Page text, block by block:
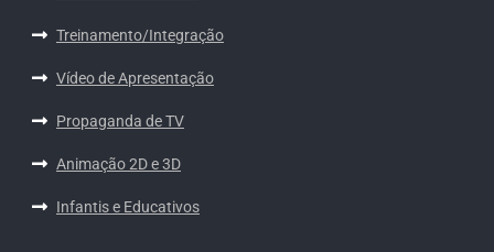
Treinamento/Integração
Vídeo de Apresentação
Propaganda de TV
Animação 2D e 3D
Infantis e Educativos